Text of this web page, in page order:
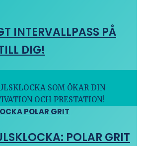
INTERVALLPASS PÅ
DIG!
SOM ÖKAR DIN
OCH PRESTATION!
POLAR GRIT